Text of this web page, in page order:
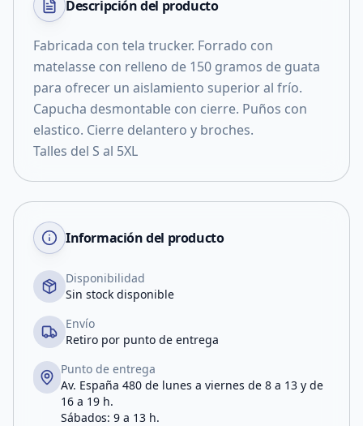
Descripción del producto
Fabricada con tela trucker. Forrado con
matelasse con relleno de 150 gramos de guata
para ofrecer un aislamiento superior al frío.
Capucha desmontable con cierre. Puños con
elastico. Cierre delantero y broches.
Talles del S al 5XL
Información del producto
Disponibilidad
Sin stock disponible
Envío
Retiro por punto de entrega
Punto de entrega
Av. España 480 de lunes a viernes de 8 a 13 y de
16 a 19 h.
Sábados: 9 a 13 h.